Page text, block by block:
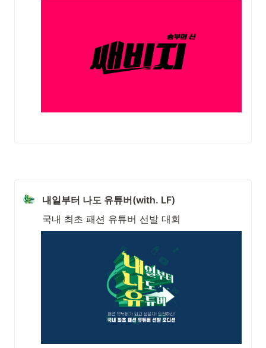
내일부터 나도 유튜버(with. LF)
국내 최초 패션 유튜버 선발 대회